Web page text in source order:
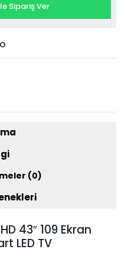
Sipariş Ver
(0)
43″ 109 Ekran
LED TV